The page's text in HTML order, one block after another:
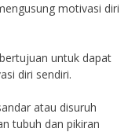
motivasi diri
untuk dapat
diri sendiri.
atau disuruh
tubuh dan pikiran